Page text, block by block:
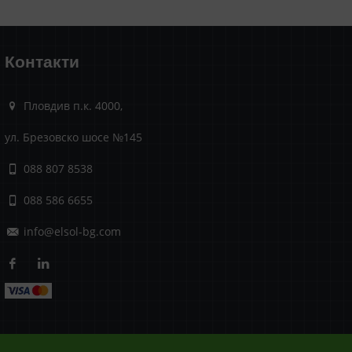
Контакти
Пловдив п.к. 4000,
ул. Брезовско шосе №145
088 807 8538
088 586 6655
info@elsol-bg.com